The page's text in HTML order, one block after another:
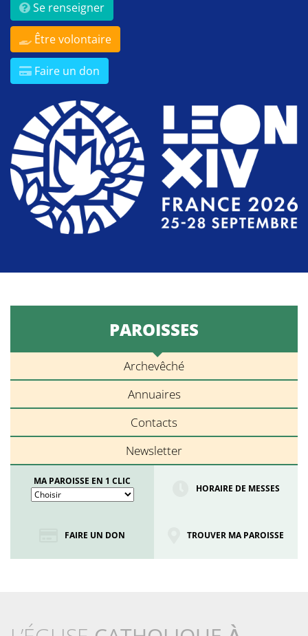
Se renseigner
Être volontaire
Faire un don
PAROISSES
Archevêché
Annuaires
Contacts
Newsletter
MA PAROISSE EN 1 CLIC
HORAIRE DE MESSES
FAIRE UN DON TROUVER MA PAROISSE